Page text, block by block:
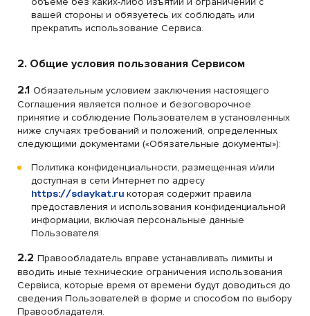
вашей стороны и обязуетесь их соблюдать или
прекратить использование Сервиса.
2. Общие условия пользования Сервисом
2.1 Обязательным условием заключения настоящего
Соглашения является полное и безоговорочное
принятие и соблюдение Пользователем в установленных
ниже случаях требований и положений, определенных
следующими документами («Обязательные документы»):
Политика конфиденциальности, размещенная и/или
доступная в сети Интернет по адресу
https://sdaykat.ru которая содержит правила
предоставления и использования конфиденциальной
информации, включая персональные данные
Пользователя.
2.2 Правообладатель вправе устанавливать лимиты и
вводить иные технические ограничения использования
Сервiиса, которые время от времени будут доводиться до
сведения Пользователей в форме и способом по выбору
Правообладателя.